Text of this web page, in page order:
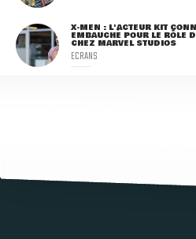
X-MEN : L'ACTEUR KIT
EMBAUCHÉ POUR LE RÔLE
CHEZ MARVEL STUDIOS
ECRANS